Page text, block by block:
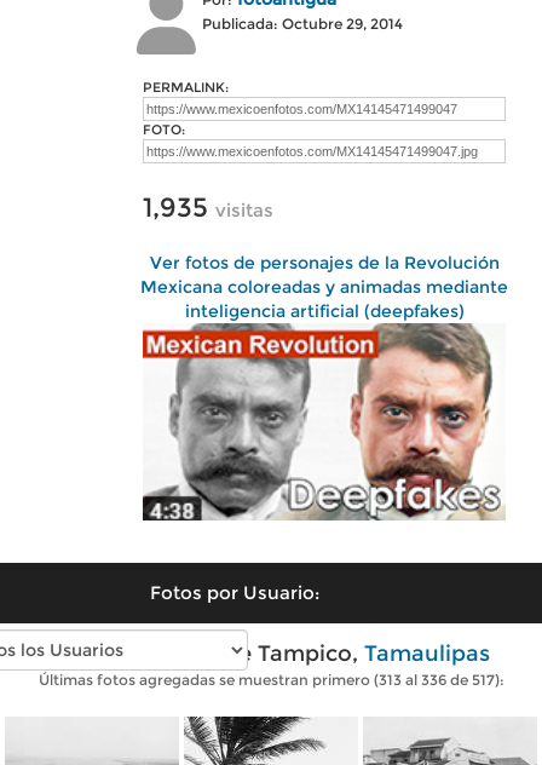
Publicada: Octubre 29, 2014
PERMALINK:
FOTO:
1,935 visitas
Ver fotos de personajes de la Revolución
Mexicana coloreadas y animadas mediante
inteligencia artificial (deepfakes)
Fotos por Usuario:
Fotos antiguas de Tampico, Tamaulipas
Últimas fotos agregadas se muestran primero (313 al 336 de 517):